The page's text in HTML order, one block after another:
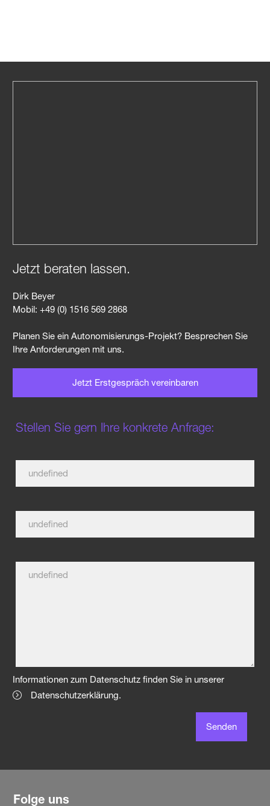
Jetzt beraten lassen.
Dirk Beyer
Mobil: +49 (0) 1516 569 2868
Planen Sie ein Autonomisierungs-Projekt? Besprechen Sie
Ihre Anforderungen mit uns.
Jetzt Erstgespräch vereinbaren
Stellen Sie gern Ihre konkrete Anfrage:
Informationen zum Datenschutz finden Sie in unserer
Datenschutzerklärung.
Senden
Folge uns